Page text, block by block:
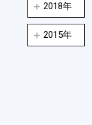
2018年
2015年